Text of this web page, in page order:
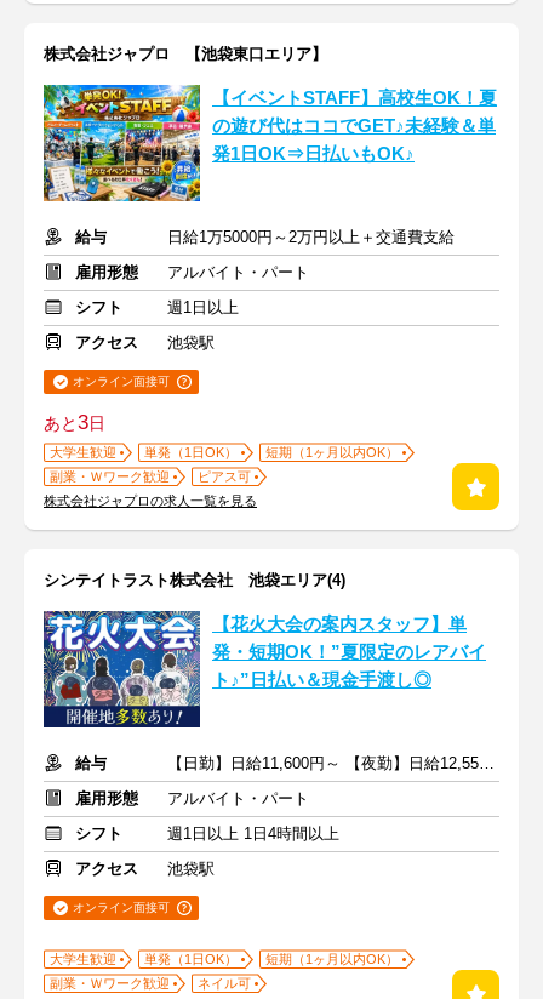
株式会社ジャプロ 【池袋東口エリア】
【イベントSTAFF】高校生OK！夏
の遊び代はココでGET♪未経験＆単
発1日OK⇒日払いもOK♪
給与
日給1万5000円～2万円以上＋交通費支給
雇用形態
アルバイト・パート
シフト
週1日以上
アクセス
池袋駅
オンライン面接可
あと3日
大学生歓迎 単発（1日OK）
短期（1ヶ月以内OK）
副業・Ｗワーク歓迎
ピアス可
株式会社ジャプロの求人一覧を見る
シンテイトラスト株式会社 池袋エリア(4)
【花火大会の案内スタッフ】単
発・短期OK！”夏限定のレアバイ
ト♪”日払い＆現金手渡し◎
給与
【日勤】日給11,600円～ 【夜勤】日給12,550円～
雇用形態
アルバイト・パート
シフト
週1日以上 1日4時間以上
アクセス
池袋駅
オンライン面接可
大学生歓迎 単発（1日OK）
短期（1ヶ月以内OK）
副業・Ｗワーク歓迎
ネイル可